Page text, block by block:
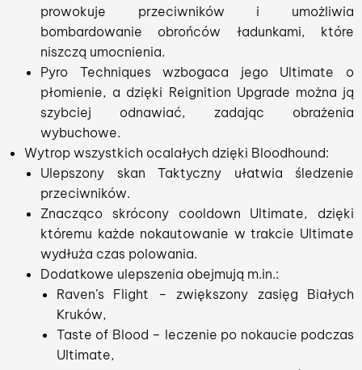
prowokuje przeciwników i umożliwia
bombardowanie obrońców ładunkami, które
niszczą umocnienia.
Pyro Techniques wzbogaca jego Ultimate o
płomienie, a dzięki Reignition Upgrade można ją
szybciej odnawiać, zadając obrażenia
wybuchowe.
Wytrop wszystkich ocalałych dzięki Bloodhound:
Ulepszony skan Taktyczny ułatwia śledzenie
przeciwników.
Znacząco skrócony cooldown Ultimate, dzięki
któremu każde nokautowanie w trakcie Ultimate
wydłuża czas polowania.
Dodatkowe ulepszenia obejmują m.in.:
Raven’s Flight – zwiększony zasięg Białych
Kruków,
Taste of Blood – leczenie po nokaucie podczas
Ultimate,